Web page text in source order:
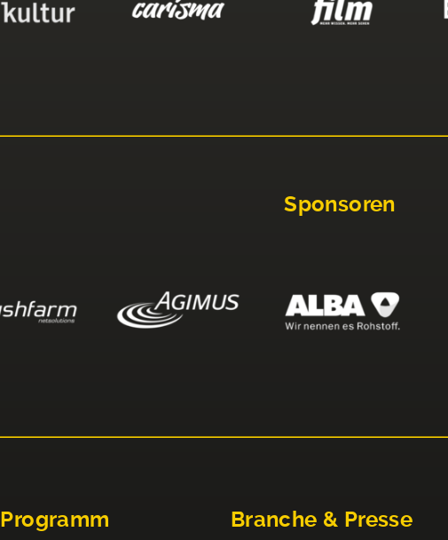
Sponsoren
Programm Branche & Presse